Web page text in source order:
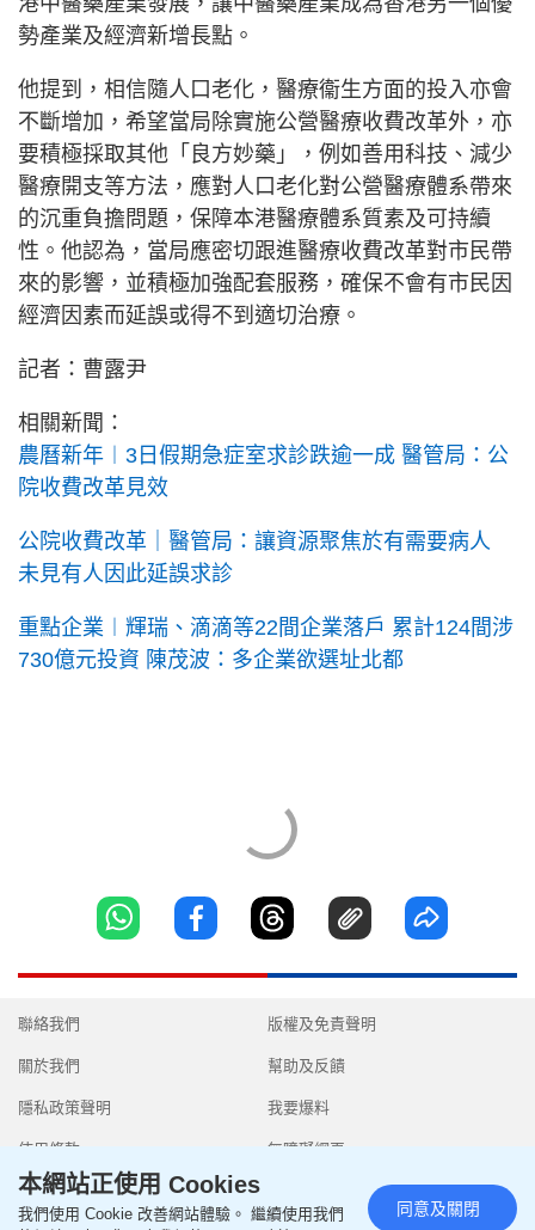
勢產業及經濟新增長點。
他提到，相信隨人口老化，醫療衞生方面的投入亦會
不斷增加，希望當局除實施公營醫療收費改革外，亦
要積極採取其他「良方妙藥」，例如善用科技、減少
醫療開支等方法，應對人口老化對公營醫療體系帶來
的沉重負擔問題，保障本港醫療體系質素及可持續
性。他認為，當局應密切跟進醫療收費改革對市民帶
來的影響，並積極加強配套服務，確保不會有市民因
經濟因素而延誤或得不到適切治療。
記者：曹露尹
相關新聞：
農曆新年︱3日假期急症室求診跌逾一成 醫管局：公
院收費改革見效
公院收費改革｜醫管局：讓資源聚焦於有需要病人
未見有人因此延誤求診
重點企業︱輝瑞、滴滴等22間企業落戶 累計124間涉
730億元投資 陳茂波：多企業欲選址北都
聯絡我們
關於我們
隱私政策聲明
使用條款
版權及免責聲明
幫助及反饋
我要爆料
無障礙網頁
本網站正使用 Cookies
我們使用 Cookie 改善網站體驗。 繼續使用我們
同意及關閉